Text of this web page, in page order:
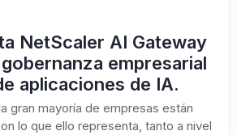
NetScaler AI Gateway
empresarial
aplicaciones de IA.
gran mayoría de empresas están
lo que ello representa, tanto a nivel